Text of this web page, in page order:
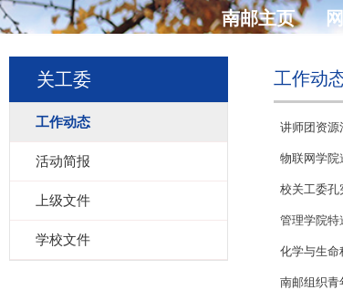
南邮主页
关工委
工作动态
活动简报
上级文件
学校文件
工作动
讲师团资源
物联网学院
校关工委孔
管理学院特
化学与生命
南邮组织青